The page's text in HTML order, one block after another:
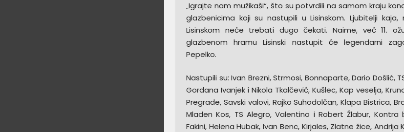
„Igrajte nam mužikaši“, što su potvrdili na samom kraju
glazbenicima koji su nastupili u Lisinskom. Ljubitelji
Lisinskom neće trebati dugo čekati. Naime, već 11.
glazbenom hramu Lisinski nastupit će legendarni
Pepelko.
Nastupili su: Ivan Brezni, Strmosi, Bonnaparte, Dario Došlić,
Gordana Ivanjek i Nikola Tkalčević, Kušlec, Kap veselja,
Pregrade, Savski valovi, Rajko Suhodolčan, Klapa Bistrica,
Mladen Kos, TS Alegro, Valentino i Robert Žlabur, Kontra
Fakini, Helena Hubak, Ivan Benc, Kirjales, Zlatne žice, Andrija